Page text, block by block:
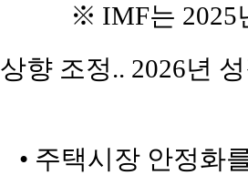
※ IMF는 2025
상향 조정.. 2026년
• 주택시장 안정화